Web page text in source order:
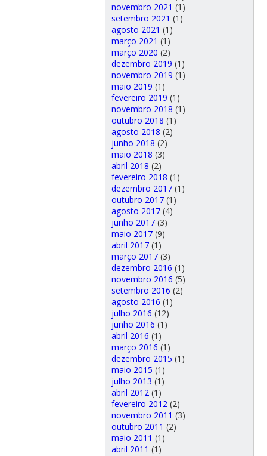
novembro 2021 (1)
setembro 2021 (1)
agosto 2021 (1)
março 2021 (1)
março 2020 (2)
dezembro 2019 (1)
novembro 2019 (1)
maio 2019 (1)
fevereiro 2019 (1)
novembro 2018 (1)
outubro 2018 (1)
agosto 2018 (2)
junho 2018 (2)
maio 2018 (3)
abril 2018 (2)
fevereiro 2018 (1)
dezembro 2017(1)
outubro 2017(1)
agosto 2017(4)
junho 2017(3)
maio 2017(9)
abril 2017(1)
março 2017(3)
dezembro 2016 (1)
novembro 2016 (5)
setembro 2016 (2)
agosto 2016 (1)
julho 2016 (12)
junho 2016 (1)
abril 2016 (1)
março 2016 (1)
dezembro 2015 (1)
maio 2015 (1)
julho 2013 (1)
abril 2012(1)
fevereiro 2012(2)
novembro 2011 (3)
outubro 2011 (2)
maio 2011 (1)
abril 2011 (1)